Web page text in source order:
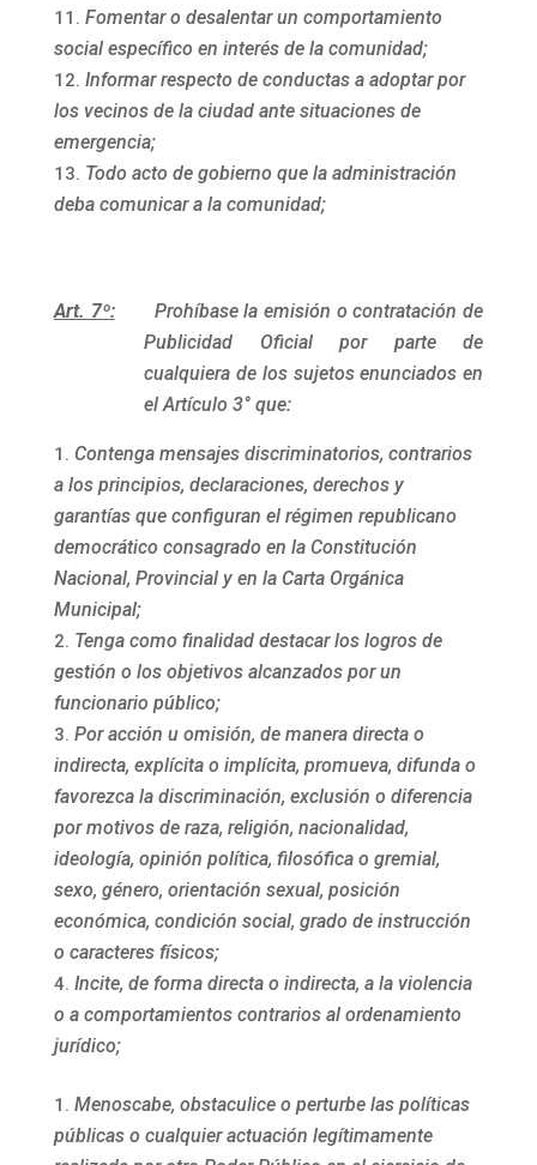
Fomentar o desalentar un comportamiento
social específico en interés de la comunidad;
Informar respecto de conductas a adoptar por
los vecinos de la ciudad ante situaciones de
emergencia;
Todo acto de gobierno que la administración
deba comunicar a la comunidad;
Art. 7º:
Prohíbase la emisión o contratación de
Publicidad Oficial por parte de
cualquiera de los sujetos enunciados en
el Artículo 3° que:
Contenga mensajes discriminatorios, contrarios
a los principios, declaraciones, derechos y
garantías que configuran el régimen republicano
democrático consagrado en la Constitución
Nacional, Provincial y en la Carta Orgánica
Municipal;
Tenga como finalidad destacar los logros de
gestión o los objetivos alcanzados por un
funcionario público;
Por acción u omisión, de manera directa o
indirecta, explícita o implícita, promueva, difunda o
favorezca la discriminación, exclusión o diferencia
por motivos de raza, religión, nacionalidad,
ideología, opinión política, filosófica o gremial,
sexo, género, orientación sexual, posición
económica, condición social, grado de instrucción
o caracteres físicos;
Incite, de forma directa o indirecta, a la violencia
o a comportamientos contrarios al ordenamiento
jurídico;
Menoscabe, obstaculice o perturbe las políticas
públicas o cualquier actuación legítimamente